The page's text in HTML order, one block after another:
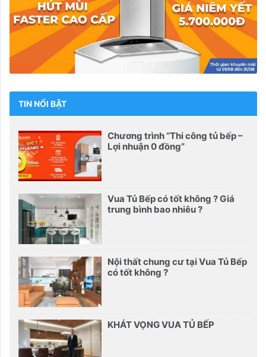
TIN NỔI BẬT
Chương trình “Thi công tủ bếp –
Lợi nhuận 0 đồng”
Vua Tủ Bếp có tốt không ? Giá
trung bình bao nhiêu ?
Nội thất chung cư tại Vua Tủ Bếp
có tốt không ?
KHÁT VỌNG VUA TỦ BẾP